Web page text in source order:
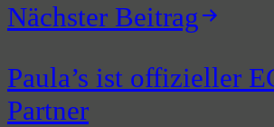
Nächster Beitrag
Paula’s ist offizieller
Partner